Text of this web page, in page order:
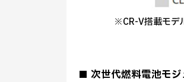
※CR-V搭載モデ
■ 次世代燃料電池モ